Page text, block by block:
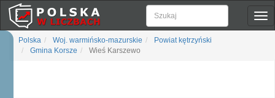
Polska Woj. warmińsko-mazurskie
Powiat kętrzyński
Gmina Korsze
Wieś Karszewo